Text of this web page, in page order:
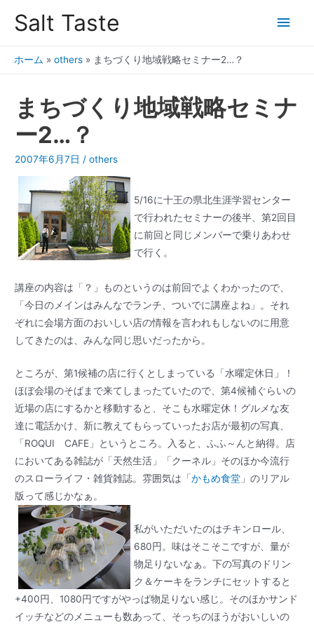
Salt Taste
ホーム » others » まちづくり地域戦略セミナー2…？
まちづくり地域戦略セミナ
ー2…？
2007年6月7日 /others
5/16に十王の県北生涯学習センター
で行われたセミナーの後半、第2回目
に前回と同じメンバーで乗りあわせ
で行く。
講座の内容は「？」ものというのは前回でよくわかったので、
「今日のメインはみんなでランチ、ついでに講座よね」。それ
ぞれに会場方面のおいしい店の情報を言われもしないのに用意
してきたのは、みんな同じ思いだったから。
ところが、第1候補の店に行くとしまっている「水曜定休日」！
ほぼ会場のそばまで来てしまったていたので、第4候補ぐらいの
近場の店にするかと移動すると、そこも水曜定休！グルメな友
達に電話かけ、新に教えてもらっていったお店が最初の写真、
「ROQUI CAFE」というところ。入ると、ふふ～んと納得。店
においてある雑誌が「天然生活」「クーネル」そのほか今流行
のスローライフ・雑貨雑誌。雰囲気は「かもめ食堂 」のリアル
版って感じかなぁ。
私がいただいたのはチキンロール、
680円。味はそこそこですが、量が
物足りないなぁ。下の写真のドリン
ク＆ケーキをランチにセットすると
+400円、1080円ですがやっぱ物足りない感じ。そのほかサンド
イッチなどのメニューも数あって、そっちのほうがおいしいの